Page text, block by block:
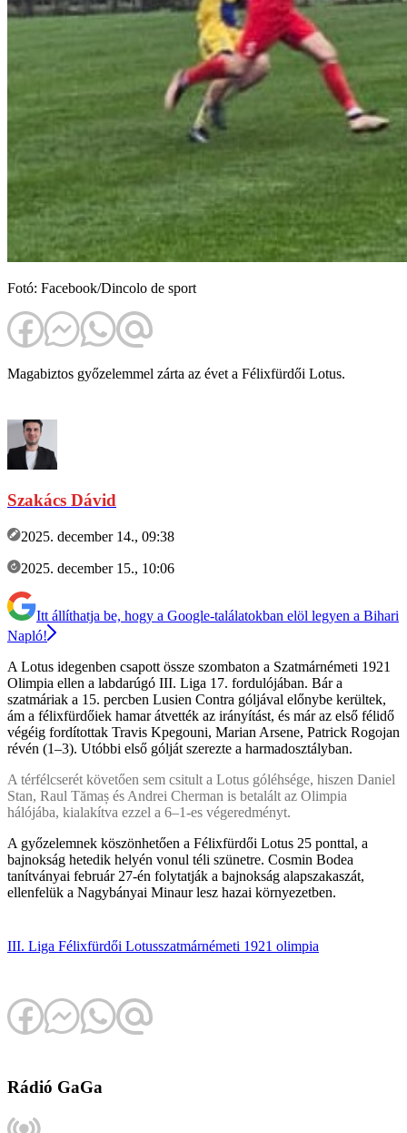
Fotó: Facebook/Dincolo de sport
Magabiztos győzelemmel zárta az évet a Félixfürdői Lotus.
Szakács Dávid
2025. december 14., 09:38
2025. december 15., 10:06
Itt állíthatja be, hogy a Google-találatokban elöl legyen a Bihari
Napló!
A Lotus idegenben csapott össze szombaton a Szatmárnémeti 1921
Olimpia ellen a labdarúgó III. Liga 17. fordulójában. Bár a
szatmáriak a 15. percben Lusien Contra góljával előnybe kerültek,
ám a félixfürdőiek hamar átvették az irányítást, és már az első félidő
végéig fordítottak Travis Kpegouni, Marian Arsene, Patrick Rogojan
révén (1–3). Utóbbi első gólját szerezte a harmadosztályban.
A térfélcserét követően sem csitult a Lotus góléhsége, hiszen Daniel
Stan, Raul Tămaș és Andrei Cherman is betalált az Olimpia
hálójába, kialakítva ezzel a 6–1-es végeredményt.
A győzelemnek köszönhetően a Félixfürdői Lotus 25 ponttal, a
bajnokság hetedik helyén vonul téli szünetre. Cosmin Bodea
tanítványai február 27-én folytatják a bajnokság alapszakaszát,
ellenfelük a Nagybányai Minaur lesz hazai környezetben.
III. Liga Félixfürdői Lotusszatmárnémeti 1921 olimpia
Rádió GaGa